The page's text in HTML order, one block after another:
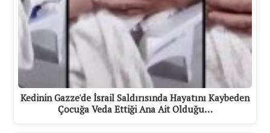
Kedinin Gazze'de İsrail Saldırısında Hayatını Kaybeden
Çocuğa Veda Ettiği Ana Ait Olduğu…